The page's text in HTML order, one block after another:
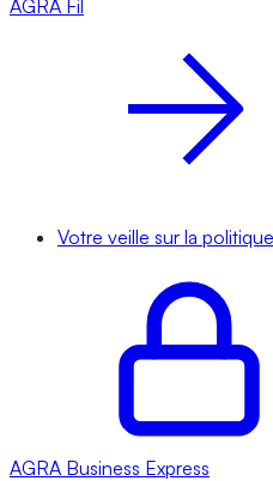
AGRA Fil
Votre veille sur la
AGRA Business Express